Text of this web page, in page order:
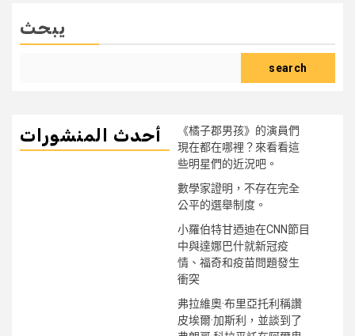
يبحث
search
أحدث المنشورات
《橘子郡男孩》的演員們
現在都在哪裡？來看看這
些明星們的近況吧。
數學家證明，不存在完全
公平的選舉制度。
小羅伯特甘迺迪在CNN節目
中與達娜巴什就新冠疫
情、福奇和疫苗問題發生
衝突
弗拉維奧·布里亞托利稱讚
皮埃爾·加斯利，並談到了